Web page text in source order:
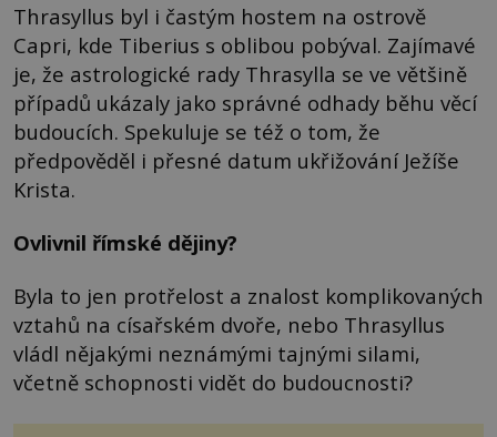
Thrasyllus byl i častým hostem na ostrově
Capri, kde Tiberius s oblibou pobýval. Zajímavé
je, že astrologické rady Thrasylla se ve většině
případů ukázaly jako správné odhady běhu věcí
budoucích. Spekuluje se též o tom, že
předpověděl i přesné datum ukřižování Ježíše
Krista.
Ovlivnil římské dějiny?
Byla to jen protřelost a znalost komplikovaných
vztahů na císařském dvoře, nebo Thrasyllus
vládl nějakými neznámými tajnými silami,
včetně schopnosti vidět do budoucnosti?